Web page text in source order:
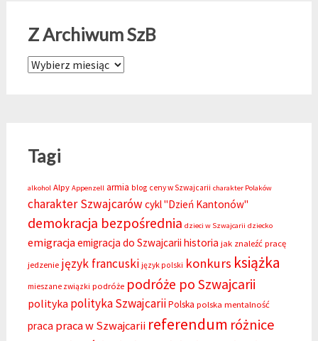
Z Archiwum SzB
Z Archiwum SzB
Tagi
alkohol Alpy Appenzell armia blog ceny w Szwajcarii charakter Polaków
charakter Szwajcarów cykl "Dzień Kantonów"
demokracja bezpośrednia dzieci w Szwajcarii dziecko
emigracjaemigracja do Szwajcarii historia jak znaleźć pracę
jedzenie język francuski język polski konkurs książka
mieszane związki podróże podróże po Szwajcarii
polityka polityka SzwajcariiPolska polska mentalność
praca praca w Szwajcarii referendum różnice